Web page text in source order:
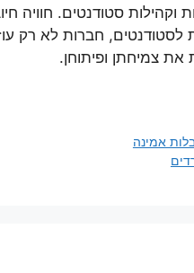
סטודנטים. חוויה
לסטודנטים, חברות לא רק
צמיחתן ופיתוחן.
אמינה